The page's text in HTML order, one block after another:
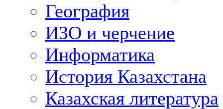
География
ИЗО и черчение
Информатика
История Казахстана
Казахская литература